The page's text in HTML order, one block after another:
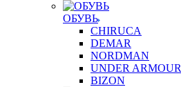
ОБУВЬ
CHIRUCA
DEMAR
NORDMAN
UNDER ARMOUR
BIZON